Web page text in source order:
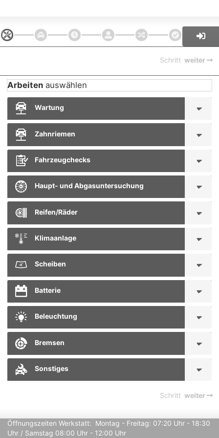
Schritt weiter
Arbeiten auswählen
Wartung
Zahnriemen
Fahrzeugchecks
Haupt- und Abgasuntersuchung
Reifen/Räder
Klimaanlage
Scheiben
Batterie
Beleuchtung
Bremsen
Sonstiges
Schritt weiter
Öffnungszeiten Werkstatt:  Montag - Freitag: 07:20 Uhr - 18:30
Uhr / Samstag 08:00 Uhr - 12:00 Uhr